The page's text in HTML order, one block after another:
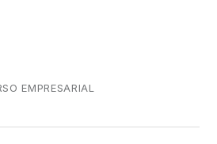
EMPRESARIAL